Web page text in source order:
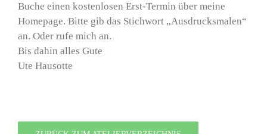
Buche einen kostenlosen Erst-Termin über meine
Homepage. Bitte gib das Stichwort „Ausdrucksmalen“
an. Oder rufe mich an.
Bis dahin alles Gute
Ute Hausotte